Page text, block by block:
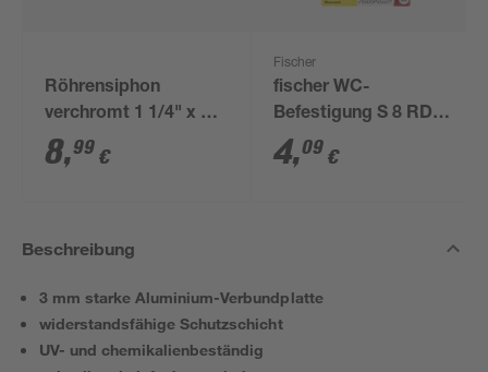
Röhrensiphon
verchromt 1 1/4" x 32
mm
8,99 €
Fischer
fischer WC-
Befestigung S 8 RD
80 2 Stück
4,09 €
Beschreibung
3 mm starke Aluminium-Verbundplatte
widerstandsfähige Schutzschicht
UV- und chemikalienbeständig